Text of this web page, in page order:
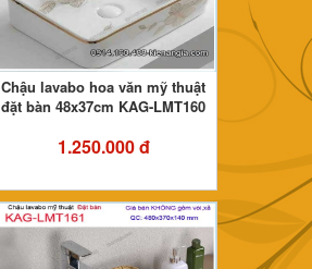
Chậu lavabo hoa văn mỹ thuật
đặt bàn 48x37cm KAG-LMT160
1.250.000 đ